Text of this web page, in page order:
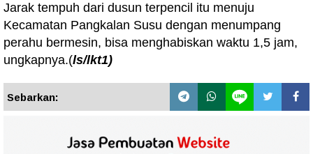
Jarak tempuh dari dusun terpencil itu menuju
Kecamatan Pangkalan Susu dengan menumpang
perahu bermesin, bisa menghabiskan waktu 1,5 jam,
ungkapnya.(ls/lkt1)
Sebarkan: